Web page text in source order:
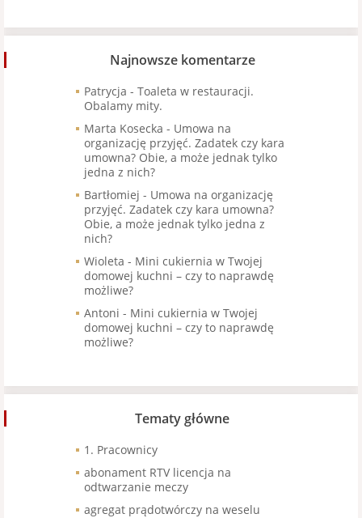
Najnowsze komentarze
Patrycja - Toaleta w restauracji.
Obalamy mity.
Marta Kosecka - Umowa na
organizację przyjęć. Zadatek czy kara
umowna? Obie, a może jednak tylko
jedna z nich?
Bartłomiej - Umowa na organizację
przyjęć. Zadatek czy kara umowna?
Obie, a może jednak tylko jedna z
nich?
Wioleta - Mini cukiernia w Twojej
domowej kuchni – czy to naprawdę
możliwe?
Antoni - Mini cukiernia w Twojej
domowej kuchni – czy to naprawdę
możliwe?
Tematy główne
1. Pracownicy
abonament RTV licencja na
odtwarzanie meczy
agregat prądotwórczy na weselu